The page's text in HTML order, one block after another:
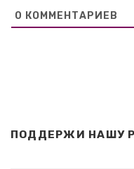
0 КОММЕНТАРИЕВ
ПОДДЕРЖИ НАШУ